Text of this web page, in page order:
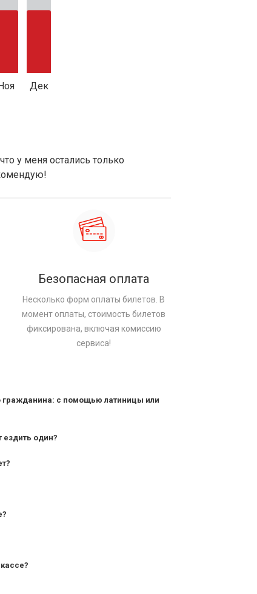
Дек
у меня остались только
Безопасная оплата
Несколько форм оплаты билетов. В
момент оплаты, стоимость билетов
фиксирована, включая комиссию
сервиса!
гражданина: с помощью латиницы или
ездить один?
— от 10 лет и старше;